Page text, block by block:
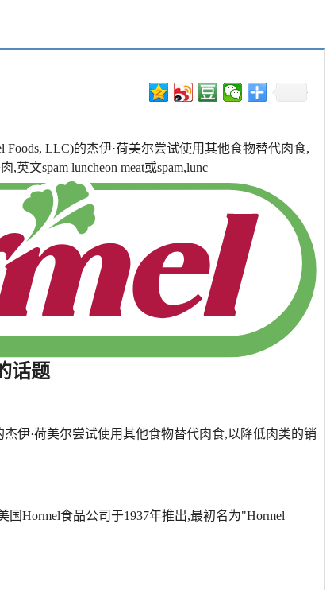
LLC)的杰伊·荷美尔尝试使用其他食物替代肉食,
文spam luncheon meat或spam,lunc
话题
伊·荷美尔尝试使用其他食物替代肉食,以降低肉类的销
国Hormel食品公司于1937年推出,最初名为"Hormel